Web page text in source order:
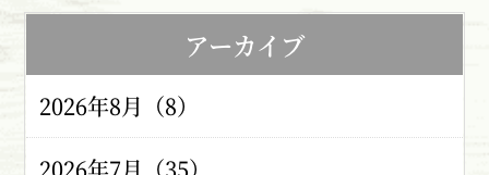
アーカイブ
2026年8月（8）